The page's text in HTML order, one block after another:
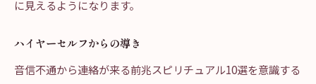
に見えるようになります。
ハイヤーセルフからの導き
音信不通から連絡が来る前兆スピリチュアル10選を意識する